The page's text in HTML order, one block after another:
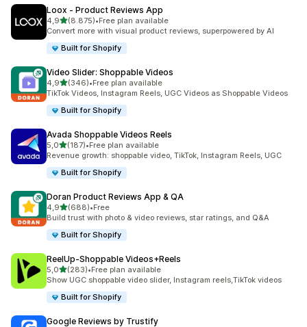
Loox ‑ Product Reviews App
4,9de 5 estrelas
(8.875)
8875 total de avaliações
•Free plan available
Convert more with visual product reviews, superpowered by AI
Built for Shopify
Video Slider: Shoppable Videos
4,9de 5 estrelas
(346)
346 total de avaliações
•Free plan available
TikTok Videos, Instagram Reels, UGC Videos as Shoppable Videos
Built for Shopify
Avada Shoppable Videos Reels
5,0de 5 estrelas
(187)
187 total de avaliações
•Free plan available
Revenue growth: shoppable video, TikTok, Instagram Reels, UGC
Built for Shopify
Doran Product Reviews App & QA
4,9de 5 estrelas
(688)
688 total de avaliações
•Free
Build trust with photo & video reviews, star ratings, and Q&A
Built for Shopify
ReelUp‑Shoppable Videos+Reels
5,0de 5 estrelas
(283)
283 total de avaliações
•Free plan available
Show UGC shoppable video slider, Instagram reels,TikTok videos
Built for Shopify
Google Reviews by Trustify